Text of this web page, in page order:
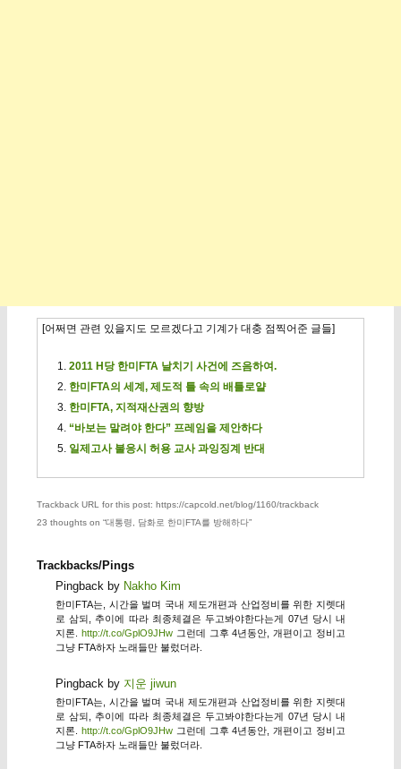
[어쩌면 관련 있을지도 모르겠다고 기계가 대충 점찍어준 글들]
2011 H당 한미FTA 날치기 사건에 즈음하여.
한미FTA의 세계, 제도적 틀 속의 배틀로얄
한미FTA, 지적재산권의 향방
“바보는 말려야 한다” 프레임을 제안하다
일제고사 불응시 허용 교사 과잉징계 반대
Trackback URL for this post: https://capcold.net/blog/1160/trackback
23 thoughts on “대통령, 담화로 한미FTA를 방해하다”
Trackbacks/Pings
Pingback by Nakho Kim
한미FTA는, 시간을 벌며 국내 제도개편과 산업정비를 위한 지렛대
로 삼되, 추이에 따라 최종체결은 두고봐야한다는게 07년 당시 내
지론. http://t.co/GplO9JHw그런데 그후 4년동안, 개편이고 정비고
그냥 FTA하자 노래들만 불렀더라.
Pingback by 지운 jiwun
한미FTA는, 시간을 벌며 국내 제도개편과 산업정비를 위한 지렛대
로 삼되, 추이에 따라 최종체결은 두고봐야한다는게 07년 당시 내
지론.
http://t.co/GplO9JHw그런데 그후 4년동안, 개편이고 정비고
그냥 FTA하자 노래들만 불렀더라.